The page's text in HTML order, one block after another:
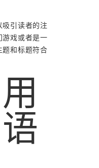
引读者的注
戏或者是一
和标题符合